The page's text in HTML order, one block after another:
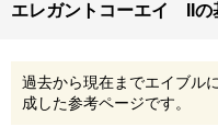
エレガントコーエイ IIの
過去から現在までエイブル
成した参考ページです。